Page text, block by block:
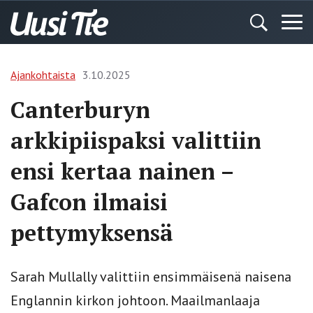
Ajankohtaista 3.10.2025
Canterburyn
arkkipiispaksi valittiin
ensi kertaa nainen –
Gafcon ilmaisi
pettymyksensä
Sarah Mullally valittiin ensimmäisenä naisena
Englannin kirkon johtoon. Maailmanlaaja